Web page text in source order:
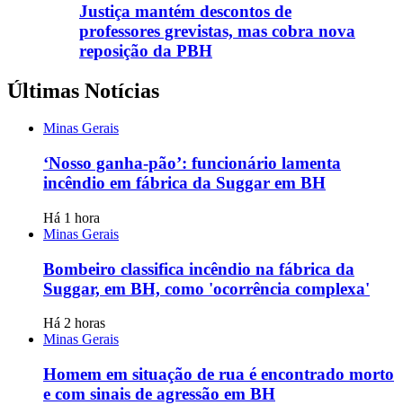
Justiça mantém descontos de
professores grevistas, mas cobra nova
reposição da PBH
Últimas Notícias
Minas Gerais
‘Nosso ganha-pão’: funcionário lamenta
incêndio em fábrica da Suggar em BH
Há 1 hora
Minas Gerais
Bombeiro classifica incêndio na fábrica da
Suggar, em BH, como 'ocorrência complexa'
Há 2 horas
Minas Gerais
Homem em situação de rua é encontrado morto
e com sinais de agressão em BH